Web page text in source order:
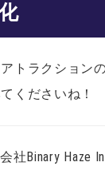
トラクション
くださいね！
Binary Haze